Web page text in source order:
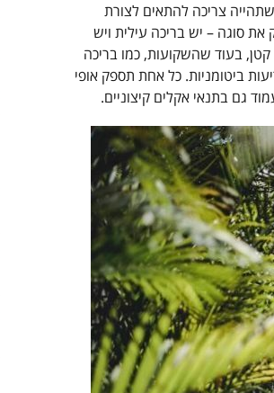
צריכה להתאים לצורת
סוגה – יש בריכה עילית ויש
בעוד שהשקועות, כמו בריכה
ביטומניות. כל אחת תספק אופי
גם בתנאי אקלים קיצוניים.